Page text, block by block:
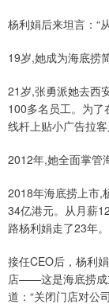
杨利娟后来坦言：“
19岁,她成为海底捞
21岁,张勇派她去西
100多名员工。为
线杆上贴小广告拉
2012年,她全面掌管
2018年海底捞上市,
34亿港元。从月薪
路杨利娟走了23年。
接任CEO后，杨利
店——这是海底捞成
道：“关闭门店对公